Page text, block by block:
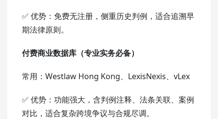
✅ 优势：免费无注册，侧重历史判例，适合追溯早
期法律原则。
付费商业数据库（专业实务必备）
常用：Westlaw Hong Kong、LexisNexis、vLex
✅ 优势：功能强大，含判例注释、法条关联、案例
对比，适合复杂跨境争议与合规尽调。